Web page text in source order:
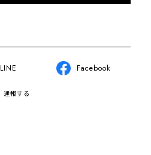
LINE Facebook
通報する